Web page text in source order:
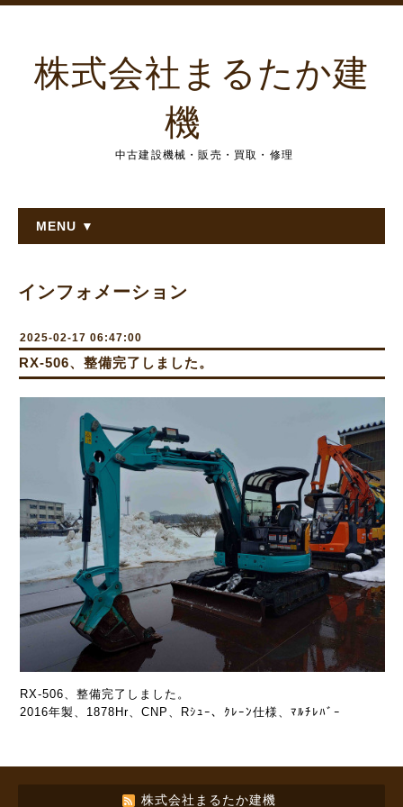
株式会社まるたか建
機
中古建設機械・販売・買取・修理
MENU ▼
インフォメーション
2025-02-17 06:47:00
RX-506、整備完了しました。
RX-506、整備完了しました。
2016年製、1878Hr、CNP、Rｼｭｰ、ｸﾚｰﾝ仕様、ﾏﾙﾁﾚﾊﾞｰ
株式会社まるたか建機